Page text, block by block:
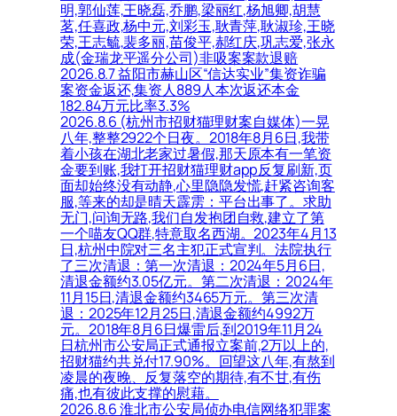
明,郭仙莲,王晓磊,乔鹏,梁丽红,杨旭卿,胡慧
茗,任喜政,杨中元,刘彩玉,耿青萍,耿淑珍,王晓
荣,王志毓,裴多丽,苗俊平,郝红庆,巩志爱,张永
成(金瑞龙平遥分公司)非吸案案款退赔
2026.8.7 益阳市赫山区“信达实业”集资诈骗
案资金返还,集资人889人本次返还本金
182.84万元比率3.3%
2026.8.6 (杭州市招财猫理财案自媒体)一晃
八年,整整2922个日夜。2018年8月6日,我带
着小孩在湖北老家过暑假,那天原本有一笔资
金要到账,我打开招财猫理财app反复刷新,页
面却始终没有动静,心里隐隐发慌,赶紧咨询客
服,等来的却是晴天霹雳：平台出事了。求助
无门,问询无路,我们自发抱团自救,建立了第
一个喵友QQ群,特意取名西湖。2023年4月13
日,杭州中院对三名主犯正式宣判。法院执行
了三次清退：第一次清退：2024年5月6日,
清退金额约3.05亿元。第二次清退：2024年
11月15日,清退金额约3465万元。第三次清
退：2025年12月25日,清退金额约4992万
元。2018年8月6日爆雷后,到2019年11月24
日杭州市公安局正式通报立案前,2万以上的,
招财猫约共兑付17.90%。回望这八年,有熬到
凌晨的夜晚、反复落空的期待,有不甘,有伤
痛,也有彼此支撑的慰藉。
2026.8.6 淮北市公安局侦办电信网络犯罪案